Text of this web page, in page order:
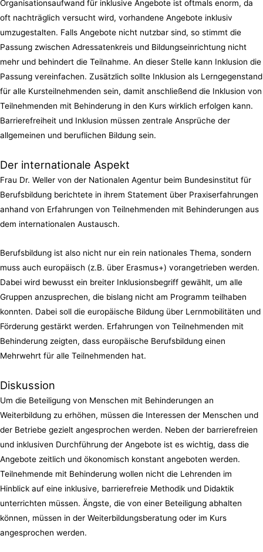
Organisationsaufwand für inklusive Angebote ist oftmals enorm, da
oft nachträglich versucht wird, vorhandene Angebote inklusiv
umzugestalten. Falls Angebote nicht nutzbar sind, so stimmt die
Passung zwischen Adressatenkreis und Bildungseinrichtung nicht
mehr und behindert die Teilnahme. An dieser Stelle kann Inklusion die
Passung vereinfachen. Zusätzlich sollte Inklusion als Lerngegenstand
für alle Kursteilnehmenden sein, damit anschließend die Inklusion von
Teilnehmenden mit Behinderung in den Kurs wirklich erfolgen kann.
Barrierefreiheit und Inklusion müssen zentrale Ansprüche der
allgemeinen und beruflichen Bildung sein.
Der internationale Aspekt
Frau Dr. Weller von der Nationalen Agentur beim Bundesinstitut für
Berufsbildung berichtete in ihrem Statement über Praxiserfahrungen
anhand von Erfahrungen von Teilnehmenden mit Behinderungen aus
dem internationalen Austausch.
Berufsbildung ist also nicht nur ein rein nationales Thema, sondern
muss auch europäisch (z.B. über Erasmus+) vorangetrieben werden.
Dabei wird bewusst ein breiter Inklusionsbegriff gewählt, um alle
Gruppen anzusprechen, die bislang nicht am Programm teilhaben
konnten. Dabei soll die europäische Bildung über Lernmobilitäten und
Förderung gestärkt werden. Erfahrungen von Teilnehmenden mit
Behinderung zeigten, dass europäische Berufsbildung einen
Mehrwehrt für alle Teilnehmenden hat.
Diskussion
Um die Beteiligung von Menschen mit Behinderungen an
Weiterbildung zu erhöhen, müssen die Interessen der Menschen und
der Betriebe gezielt angesprochen werden. Neben der barrierefreien
und inklusiven Durchführung der Angebote ist es wichtig, dass die
Angebote zeitlich und ökonomisch konstant angeboten werden.
Teilnehmende mit Behinderung wollen nicht die Lehrenden im
Hinblick auf eine inklusive, barrierefreie Methodik und Didaktik
unterrichten müssen. Ängste, die von einer Beteiligung abhalten
können, müssen in der Weiterbildungsberatung oder im Kurs
angesprochen werden.